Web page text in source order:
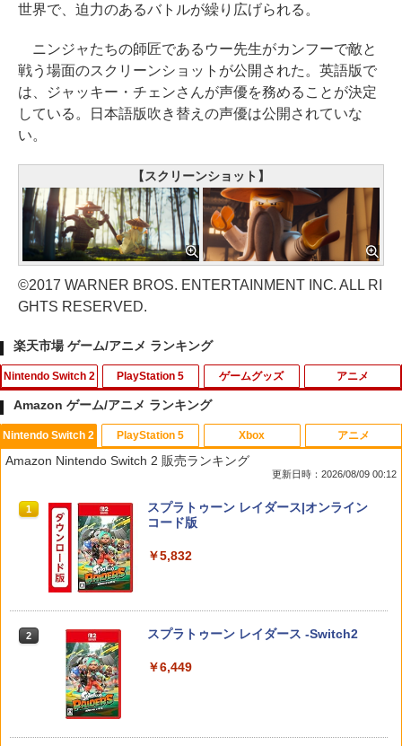
世界で、迫力のあるバトルが繰り広げられる。
ニンジャたちの師匠であるウー先生がカンフーで敵と
戦う場面のスクリーンショットが公開された。英語版で
は、ジャッキー・チェンさんが声優を務めることが決定
している。日本語版吹き替えの声優は公開されていな
い。
【スクリーンショット】
©2017 WARNER BROS. ENTERTAINMENT INC. ALL RI
GHTS RESERVED.
楽天市場 ゲーム/アニメ ランキング
Nintendo Switch 2
1
【7週連続1位】inklink公式 Switch / Sw
itch2 コントローラー 最新モデル 最新フ
ァームウェア プロコン プロコン2 プロコ
h コントローラー ワイヤレスコントロー
ラー 連射機能 ワイヤレス switch2コン
2 Switch2用 温度モニターファン
￥3,224
PlayStation 5
1
鬼エイム 指サック ゲーム スマホ ゲーミ
ング FPS 音ゲー 荒野行動 PUBG Apex
CoD 高感度 銀繊維 手汗対策 鬼サック 6
￥1,280
￥2,783
ゲームグッズ アニメ
1
劇場版「鬼滅の刃」無限城編 第一章 猗
窩座再来(通常版)【Blu-ray】 [ 吾峠呼世
￥3,960
￥4,000
ay】(描き下ろしイラスト(時行 B)使用 A
Amazon ゲーム/アニメ ランキング
Nintendo Switch 2
Amazon Nintendo Switch 2 販売ランキング
更新日時：2026/08/09 00:12
1
スプラトゥーン レイダース|オンライン
コード版
￥5,832
2 スプラトゥーン レイダース -Switch2
￥6,449
PlayStation 5 Xbox アニメ